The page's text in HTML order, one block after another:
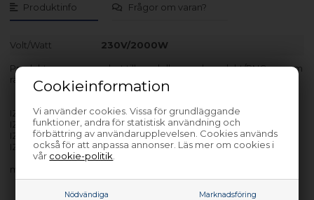
Cookieinformation
Vi använder cookies. Vissa för grundläggande
funktioner, andra för statistisk användning och
förbättring av användarupplevelsen. Cookies används
också för att anpassa annonser. Läs mer om cookies i
vår cookie-politik
Nödvändiga Marknadsföring
Produktinfo Frågor om varan?
Volt/Watt 230V/2000W
Produkten passar endast till modeller med produkt/PNC-nr. som
räknas efter bindestreck.
IZOB580X - 949713092-01
IZOB580X - 949713092-02
IZOB580X - 949713092-03
IZOB580XE - 949713092-00
med flera…